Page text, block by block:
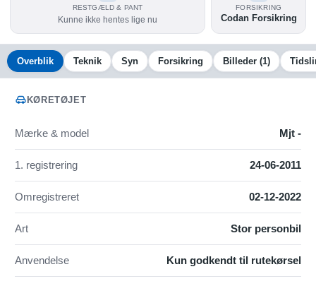
RESTGÆLD & PANT
Kunne ikke hentes lige nu
FORSIKRING
Codan Forsikring
Overblik Teknik Syn Forsikring Billeder (1)
KØRETØJET
Mærke & model Mjt -
1. registrering 24-06-2011
Omregistreret 02-12-2022
Art Stor personbil
Anvendelse Kun godkendt til rutekørsel